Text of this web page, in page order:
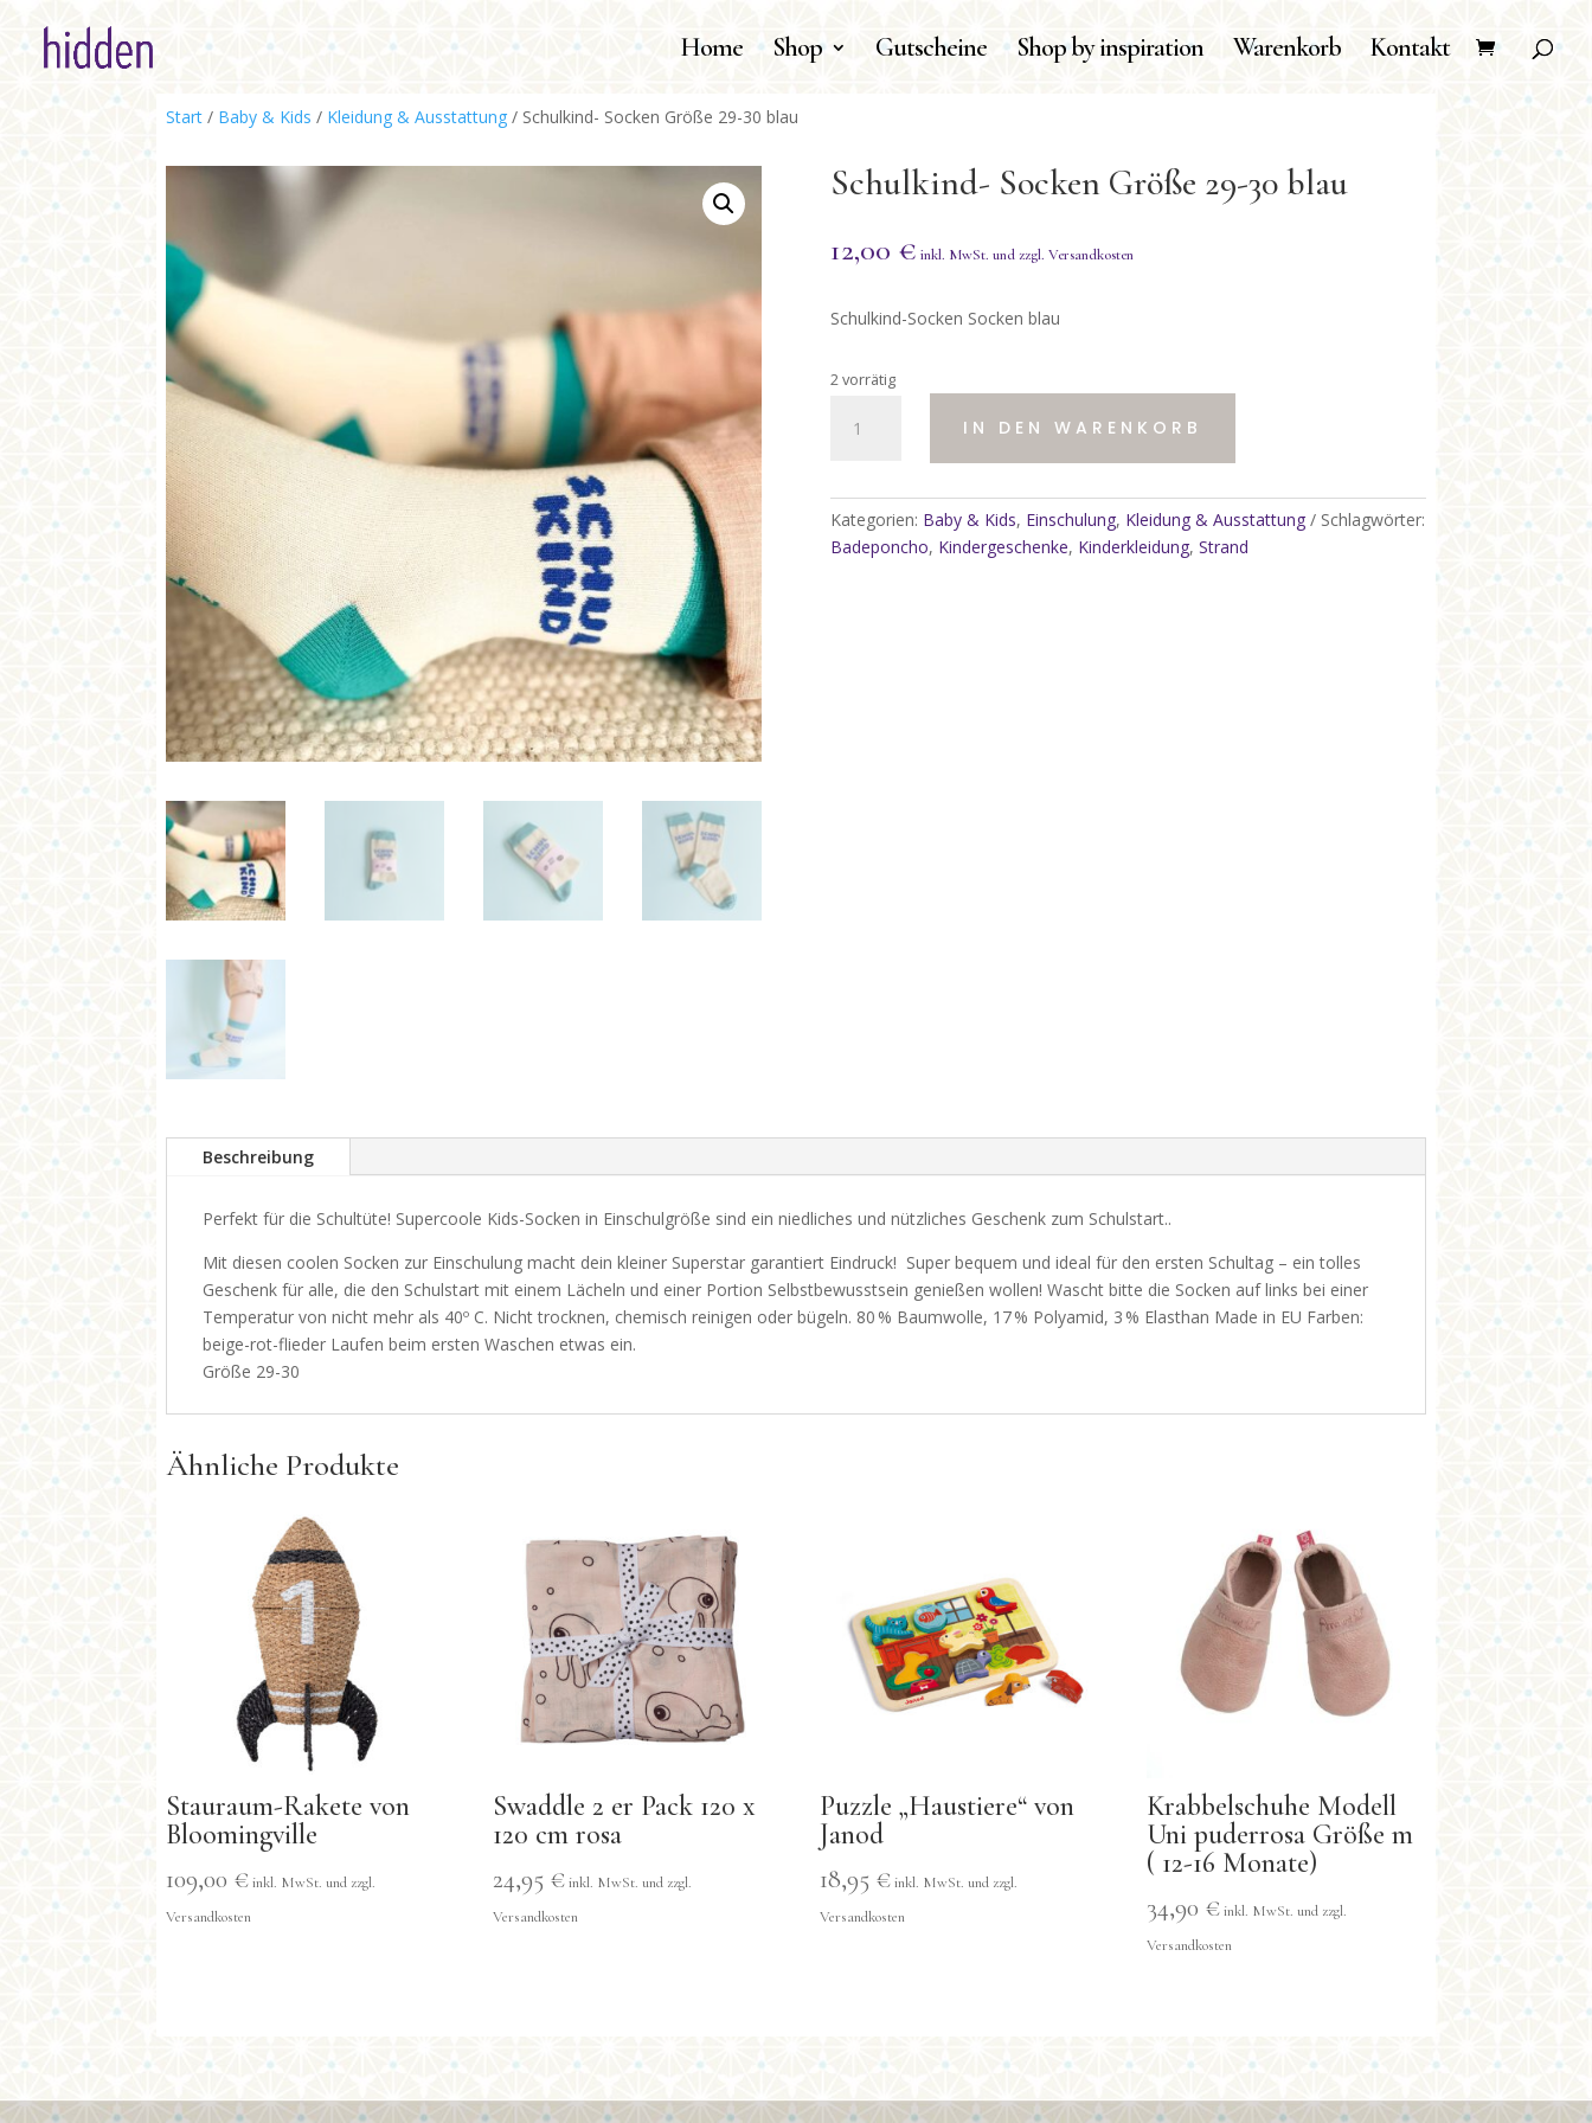
Home Shop Gutscheine Shop by inspiration Warenkorb Kontakt
Start / Baby & Kids / Kleidung & Ausstattung / Schulkind- Socken Größe 29-30 blau
Schulkind- Socken Größe 29-30 blau
12,00 €
Schulkind-Socken Socken blau
2 vorrätig
Socken
30
blau
IN DEN WARENKORB
Kategorien: Baby & Kids, Einschulung, Kleidung & Ausstattung
Schlagwörter:
Badeponcho, Kindergeschenke, Kinderkleidung,Strand
Beschreibung
Perfekt für die Schultüte! Supercoole Kids-Socken in Einschulgröße sind ein niedliches und nützliches Geschenk zum Schulstart..
Mit diesen coolen Socken zur Einschulung macht dein kleiner Superstar garantiert Eindruck! Super bequem und ideal für den ersten Schultag – ein tolles
Geschenk für alle, die den Schulstart mit einem Lächeln und einer Portion Selbstbewusstsein genießen wollen! Wascht bitte die Socken auf links bei einer
Temperatur von nicht mehr als 40º C. Nicht trocknen, chemisch reinigen oder bügeln. 80 % Baumwolle, 17 % Polyamid, 3 % Elasthan Made in EU Farben:
beige-rot-flieder Laufen beim ersten Waschen etwas ein.
Größe 29-30
Ähnliche Produkte
Stauraum-Rakete von
Bloomingville
109,00 €
Swaddle 2 er Pack 120 x
120 cm rosa
24,95 €
Puzzle „Haustiere“ von
Janod
18,95 €
Krabbelschuhe Modell
Uni puderrosa Größe m
( 12-16 Monate)
34,90 €